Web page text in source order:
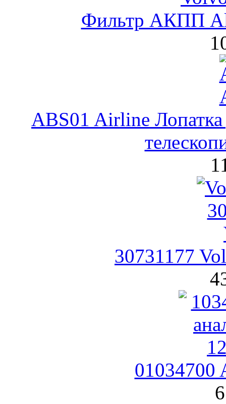
Фильтр АКПП
ABS01 Airline Лопатка
30731177
01034700